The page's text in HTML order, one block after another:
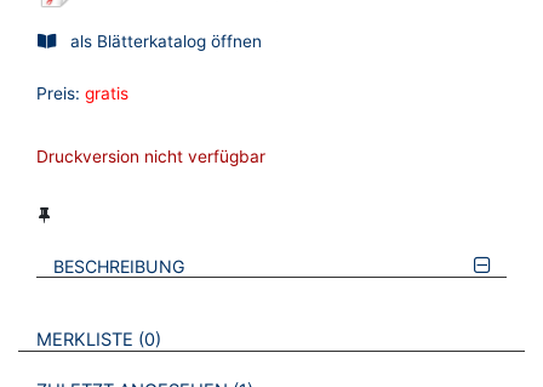
als Blätterkatalog öffnen
Preis: gratis
Druckversion nicht verfügbar
BESCHREIBUNG
VERWEISE AUF VERMERKTE- ODER ZULETZT ANGESEHENE
MERKLISTE 0 BROSCHÜREN